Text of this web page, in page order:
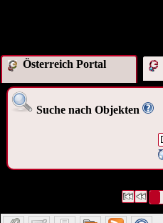
Österreich Portal
Suche nach Objekten